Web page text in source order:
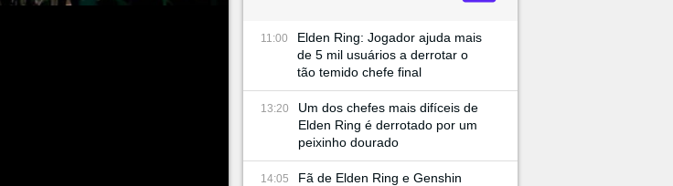
11:00
Elden Ring: Jogador ajuda mais
de 5 mil usuários a derrotar o
tão temido chefe final
13:20
Um dos chefes mais difíceis de
Elden Ring é derrotado por um
peixinho dourado
14:05
Fã de Elden Ring e Genshin